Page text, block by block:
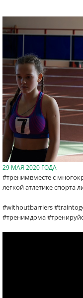
29 МАЯ 2020 ГОДА
#тренимвместе с
легкой атлетике спорта
#withoutbarriers
#тренимдома